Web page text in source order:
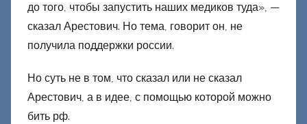
до того, чтобы запустить наших медиков туда», —
сказал Арестович. Но тема, говорит он, не
получила поддержки россии.
Но суть не в том, что сказал или не сказал
Арестович, а в идее, с помощью которой можно
бить рф.